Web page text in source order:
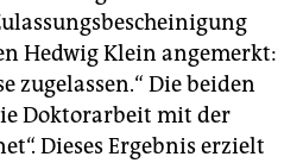
Hedwig Klein angemerkt:
zugelassen.“ Die beiden
Doktorarbeit mit der
Dieses Ergebnis erzielt